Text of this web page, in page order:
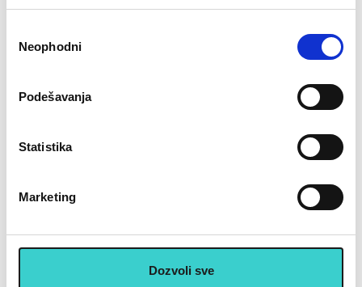
сагласности
Neophodni
Podešavanja
Statistika
Marketing
Dozvoli sve